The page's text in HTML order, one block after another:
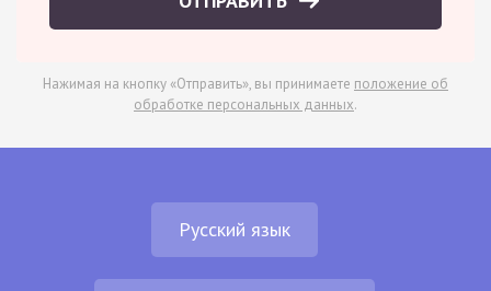
Нажимая на кнопку «Отправить», вы принимаете положение об
обработке персональных данных.
Русский язык